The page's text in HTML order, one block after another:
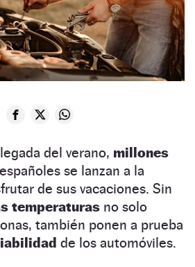
del verano, millones
españoles se lanzan a la
de sus vacaciones. Sin
temperaturas no solo
también ponen a prueba
de los automóviles.